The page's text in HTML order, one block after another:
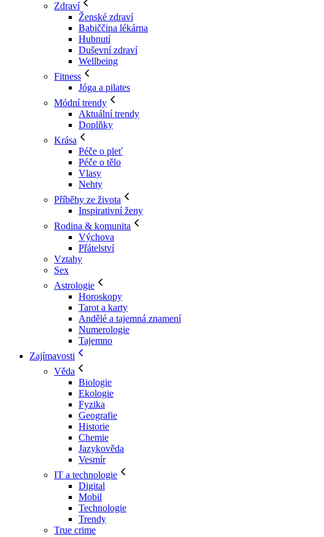
Zdraví
Ženské zdraví
Babiččina lékárna
Hubnutí
Duševní zdraví
Wellbeing
Fitness
Jóga a pilates
Módní trendy
Aktuální trendy
Doplňky
Krása
Péče o pleť
Péče o tělo
Vlasy
Nehty
Příběhy ze života
Inspirativní ženy
Rodina & komunita
Výchova
Přátelství
Vztahy
Sex
Astrologie
Horoskopy
Tarot a karty
Andělé a tajemná znamení
Numerologie
Tajemno
Zajímavosti
Věda
Biologie
Ekologie
Fyzika
Geografie
Historie
Chemie
Jazykověda
Vesmír
IT a technologie
Digital
Mobil
Technologie
Trendy
True crime